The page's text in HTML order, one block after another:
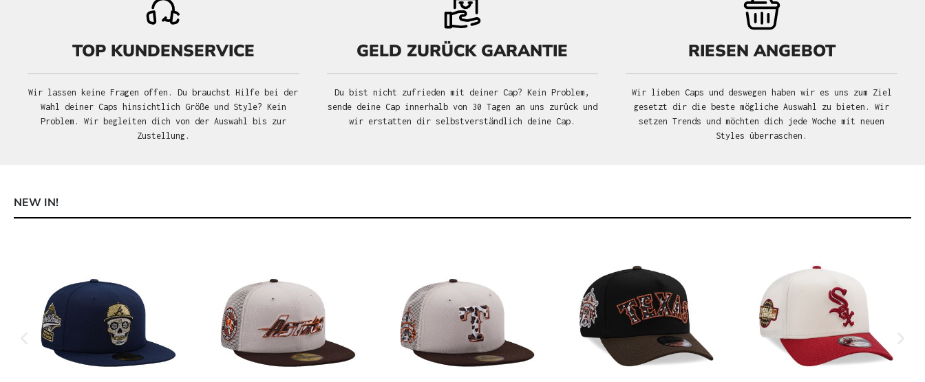
TOP KUNDENSERVICE
Wir lassen keine Fragen offen. Du brauchst Hilfe bei der
Wahl deiner Caps hinsichtlich Größe und Style? Kein
Problem. Wir begleiten dich von der Auswahl bis zur
Zustellung.
GELD ZURÜCK GARANTIE
Du bist nicht zufrieden mit deiner Cap? Kein Problem,
sende deine Cap innerhalb von 30 Tagen an uns zurück und
wir erstatten dir selbstverständlich deine Cap.
RIESEN ANGEBOT
Wir lieben Caps und deswegen haben wir es uns zum Ziel
gesetzt dir die beste mögliche Auswahl zu bieten. Wir
setzen Trends und möchten dich jede Woche mit neuen
Styles überraschen.
NEW IN!